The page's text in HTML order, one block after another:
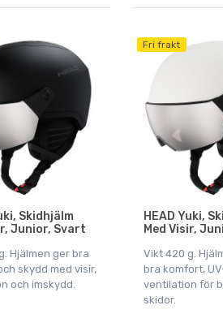
Skidhjälm
Junior, Svart
Hjälmen ger bra
skydd med visir,
och imskydd.
Fri frakt
HEAD Yuki,
Med Visir,
Vikt 420 g.
bra komfort,
ventilation för
skidor.